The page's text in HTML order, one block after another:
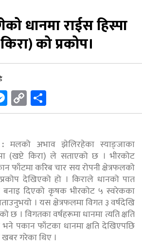
धानमा राईस हिस्पा
को प्रकोप।
Messenger
Copy
Link
मलको अभाव झेलिरहेका स्याङ्जाका
(खप्टे किरा) ले सताएको छ । भीरकोट
फाँटमा करिब चार सय रोपनी क्षेत्रफलको
देखिएको हो । किराले धानको पात
बनाइ दिएको कृषक भीरकोट ५ स्वरेकका
। यस क्षेत्रफलमा विगत ३ वर्षदेखि
छ । विगतका वर्षहरूमा धानमा त्यति क्षति
पकान फाँटका धानमा क्षति देखिएपछि
गरेका थिए ।